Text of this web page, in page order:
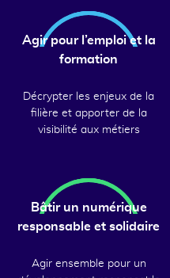
Agir pour l’emploi et la
formation
Décrypter les enjeux de la
filière et apporter de la
visibilité aux métiers
Bâtir un numérique
responsable et solidaire
Agir ensemble pour un